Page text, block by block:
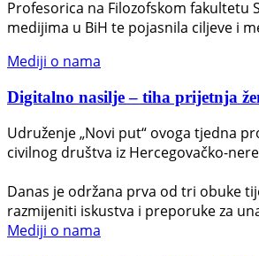
Profesorica na Filozofskom fakultetu
medijima u BiH te pojasnila ciljeve i
Mediji o nama
Digitalno nasilje – tiha prijetnja
Udruženje „Novi put“ ovoga tjedna
civilnog društva iz Hercegovačko-
Danas je održana prva od tri obuke
razmijeniti iskustva i preporuke za
Mediji o nama